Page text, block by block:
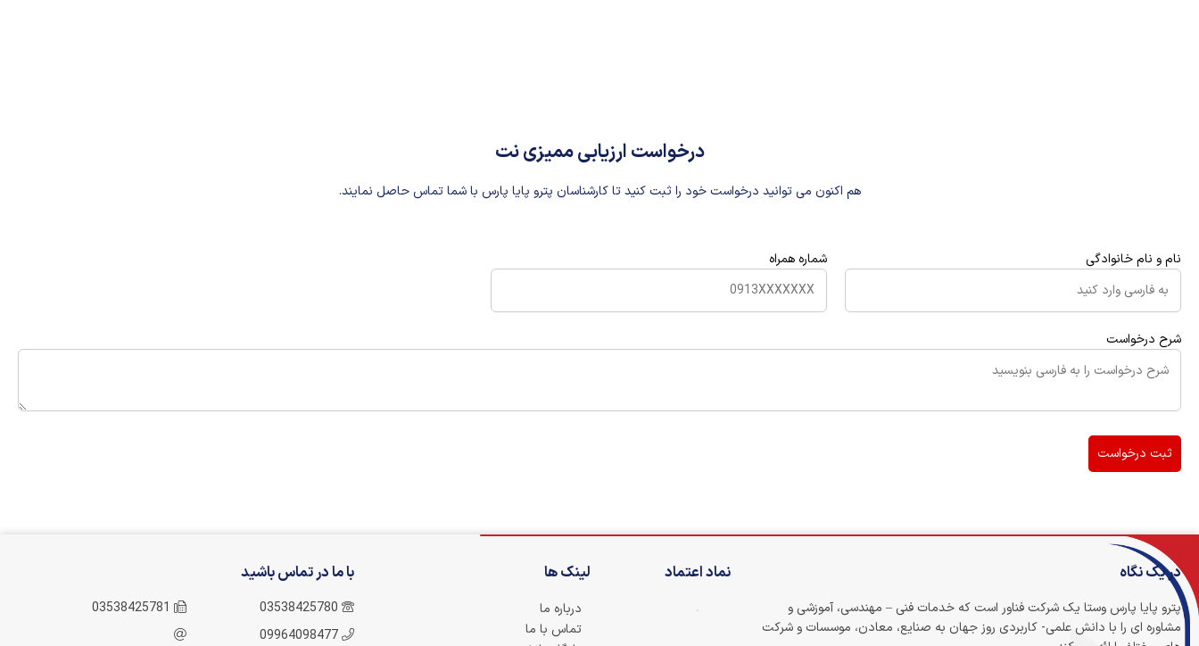
درخواست ارزیابی ممیزی نت
هم اکنون می توانید درخواست خود را ثبت کنید تا کارشناسان پترو پایا پارس با شما تماس حاصل نمایند.
نام و نام خانوادگی شماره همراه
شرح درخواست
ثبت درخواست
در یک نگاه
پترو پایا پارس وستا یک شرکت فناور است که خدمات فنی – مهندسی، آموزشی و
مشاوره ای را با دانش علمی- کاربردی روز جهان به صنایع، معادن، موسسات و شرکت
نماد اعتماد لینک ها
درباره ما
تماس با ما
با ما در تماس باشید
03538425780
09964098477
03538425781